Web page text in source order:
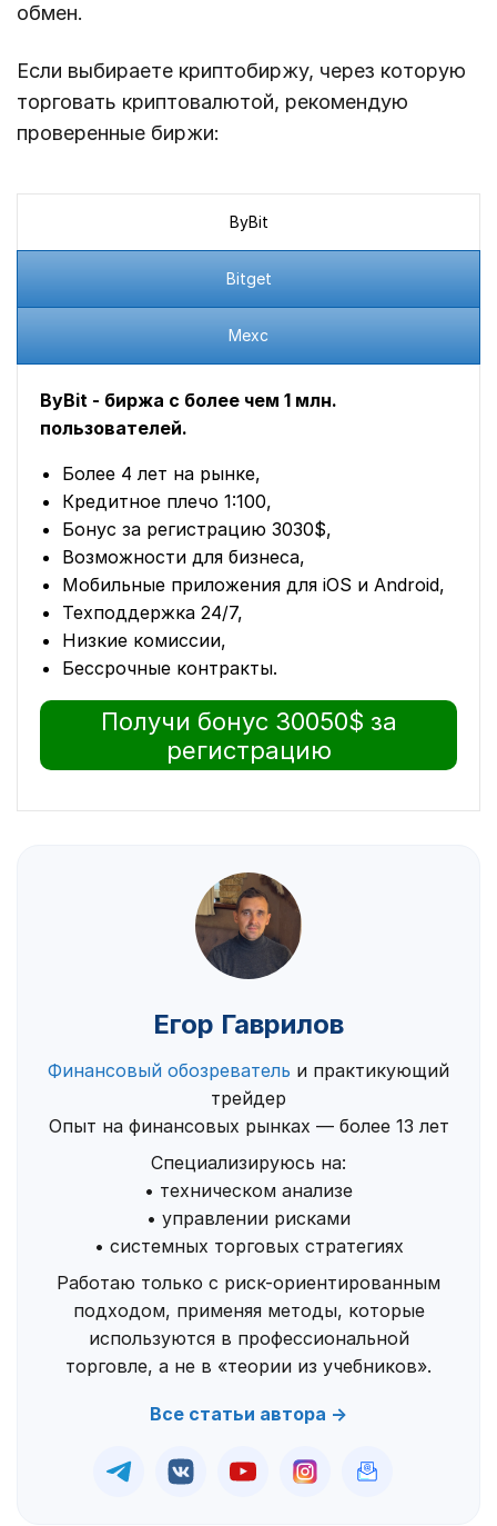
обмен.
Если выбираете криптобиржу, через которую
торговать криптовалютой, рекомендую
проверенные биржи:
ByBit
Bitget
Mexc
ByBit - биржа с более чем 1 млн.
пользователей.
Более 4 лет на рынке,
Кредитное плечо 1:100,
Бонус за регистрацию 3030$,
Возможности для бизнеса,
Мобильные приложения для iOS и Android,
Техподдержка 24/7,
Низкие комиссии,
Бессрочные контракты.
Получи бонус 30050$ за
регистрацию
Егор Гаврилов
Финансовый обозреватель и практикующий
трейдер
Опыт на финансовых рынках — более 13 лет
Специализируюсь на:
• техническом анализе
• управлении рисками
• системных торговых стратегиях
Работаю только с риск-ориентированным
подходом, применяя методы, которые
используются в профессиональной
торговле, а не в «теории из учебников».
Все статьи автора →